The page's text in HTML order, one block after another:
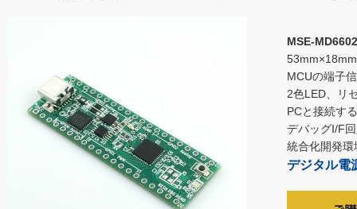
MSE-
MCUの端子
2色LED、リ
PCと接続す
デバッグI/F
統合化開発
デジタル電